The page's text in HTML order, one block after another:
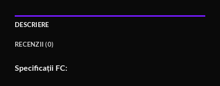
DESCRIERE
RECENZII (0)
Specificații FC: